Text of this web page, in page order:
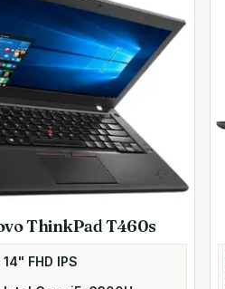
HD 1080p-upplösning och
NVMe SSD-
några sekunder.
vändbara USB-C-
samt strömförsörjning,
externt tangentbord,
ThinkPad T460s
14" FHD IPS